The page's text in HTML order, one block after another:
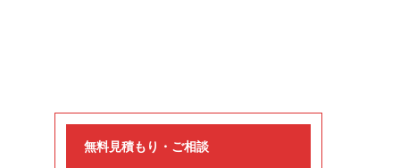
無料見積もり・ご相談